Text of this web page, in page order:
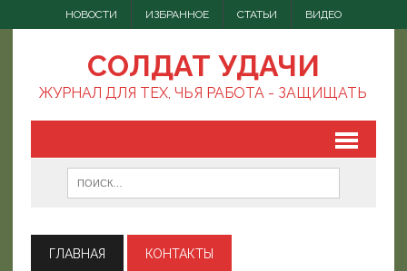
НОВОСТИ ИЗБРАННОЕ СТАТЬИ ВИДЕО
СОЛДАТ УДАЧИ
ЖУРНАЛ ДЛЯ ТЕХ, ЧЬЯ РАБОТА - ЗАЩИЩАТЬ
ГЛАВНАЯ КОНТАКТЫ